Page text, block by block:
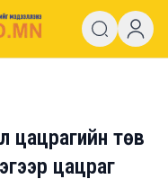
цацрагийн төв
цацраг